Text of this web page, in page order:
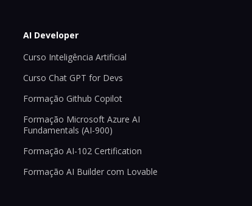
AI Developer
Curso Inteligência Artificial
Curso Chat GPT for Devs
Formação Github Copilot
Formação Microsoft Azure AI
Fundamentals (AI-900)
Formação AI-102 Certification
Formação AI Builder com Lovable